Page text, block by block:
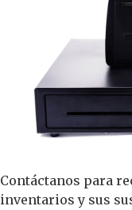
Contáctanos para
inventarios y sus